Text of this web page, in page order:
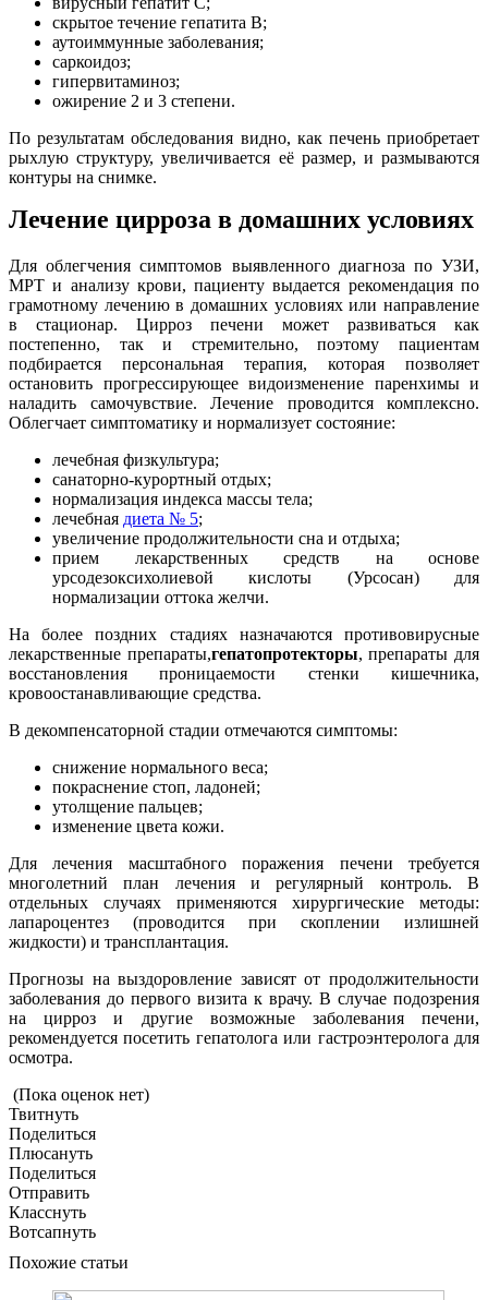
скрытое течение гепатита В;
аутоиммунные заболевания;
саркоидоз;
гипервитаминоз;
ожирение 2 и 3 степени.
По результатам обследования видно, как печень приобретает
рыхлую структуру, увеличивается её размер, и размываются
контуры на снимке.
Лечение цирроза в домашних условиях
Для облегчения симптомов выявленного диагноза по УЗИ,
МРТ и анализу крови, пациенту выдается рекомендация по
грамотному лечению в домашних условиях или направление
в стационар. Цирроз печени может развиваться как
постепенно, так и стремительно, поэтому пациентам
подбирается персональная терапия, которая позволяет
остановить прогрессирующее видоизменение паренхимы и
наладить самочувствие. Лечение проводится комплексно.
Облегчает симптоматику и нормализует состояние:
лечебная физкультура;
санаторно-курортный отдых;
нормализация индекса массы тела;
лечебная диета № 5;
увеличение продолжительности сна и отдыха;
прием лекарственных средств на основе
урсодезоксихолиевой кислоты (Урсосан) для
нормализации оттока желчи.
На более поздних стадиях назначаются противовирусные
лекарственные препараты,гепатопротекторы, препараты для
восстановления проницаемости стенки кишечника,
кровоостанавливающие средства.
В декомпенсаторной стадии отмечаются симптомы:
снижение нормального веса;
покраснение стоп, ладоней;
утолщение пальцев;
изменение цвета кожи.
Для лечения масштабного поражения печени требуется
многолетний план лечения и регулярный контроль. В
отдельных случаях применяются хирургические методы:
лапароцентез (проводится при скоплении излишней
жидкости) и трансплантация.
Прогнозы на выздоровление зависят от продолжительности
заболевания до первого визита к врачу. В случае подозрения
на цирроз и другие возможные заболевания печени,
рекомендуется посетить гепатолога или гастроэнтеролога для
осмотра.
(Пока оценок нет)
Твитнуть
Поделиться
Плюсануть
Поделиться
Отправить
Класснуть
Вотсапнуть
Похожие статьи